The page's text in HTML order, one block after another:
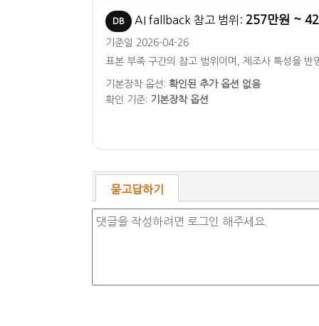
DB AI fallback 참고 범위: 257만원 ~
기준일 2026-04-26
표본 부족 구간의 참고 범위이며, 제조사 특성을 반
기본장착 옵션: 확인된 추가 옵션 없음
확인 기준: 기본장착 옵션
묻고답하기